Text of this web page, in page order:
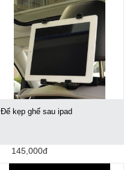
Đế kẹp ghế sau ipad
145,000đ